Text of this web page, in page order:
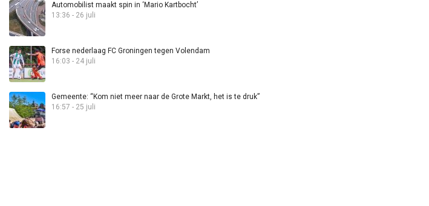
Automobilist maakt spin in ‘Mario Kartbocht’
13:36 - 26 juli
Forse nederlaag FC Groningen tegen Volendam
16:03 - 24 juli
Gemeente: “Kom niet meer naar de Grote Markt, het is te druk”
16:57 - 25 juli